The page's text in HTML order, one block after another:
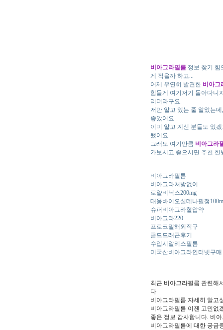
비아그라필름 정보 찾기 힘
게 적을까 하고...
어제 우연히 발견한 비아그
힘들게 여기저기 돌아다니
리더라구요.
저만 알고 있는 줄 알았는
좋았어요.
이미 알고 계신 분들도 있
됐어요.
그래도 여기만큼 비아그라
가보시고 좋으시면 추천
비아그라필름
비아그라처방없이
로얄비닉스200mg
대웅바이오실데나필정
슈퍼비아그라혈압약
비아그라220
프로코밀해외직구
골드드래곤후기
수입시알리스필름
미국산비아그라인터넷구매
최근 비아그라필름 관련해
다
비아그라필름 자세히 알고
비아그라필름 이젠 고민없
좋은 정보 감사합니다. 비
비아그라필름에 대한 궁금